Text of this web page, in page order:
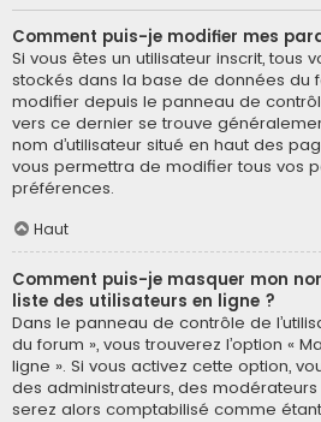
Comment puis-je modifier mes
Si vous êtes un utilisateur inscrit, tous
stockés dans la base de données du
modifier depuis le panneau de
vers ce dernier se trouve
nom d’utilisateur situé en haut des
vous permettra de modifier tous vos
préférences.
Haut
Comment puis-je masquer mon
liste des utilisateurs en ligne ?
Dans le panneau de contrôle de
du forum », vous trouverez l’option «
ligne ». Si vous activez cette option,
des administrateurs, des
serez alors comptabilisé comme